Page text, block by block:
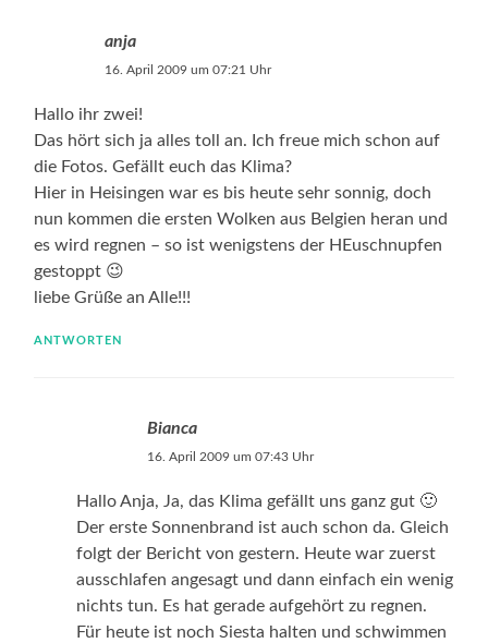
anja
16. April 2009 um 07:21 Uhr
Hallo ihr zwei!
Das hört sich ja alles toll an. Ich freue mich schon auf
die Fotos. Gefällt euch das Klima?
Hier in Heisingen war es bis heute sehr sonnig, doch
nun kommen die ersten Wolken aus Belgien heran und
es wird regnen – so ist wenigstens der HEuschnupfen
gestoppt 😉
liebe Grüße an Alle!!!
ANTWORTEN
Bianca
16. April 2009 um 07:43 Uhr
Hallo Anja, Ja, das Klima gefällt uns ganz gut 🙂
Der erste Sonnenbrand ist auch schon da. Gleich
folgt der Bericht von gestern. Heute war zuerst
ausschlafen angesagt und dann einfach ein wenig
nichts tun. Es hat gerade aufgehört zu regnen.
Für heute ist noch Siesta halten und schwimmen